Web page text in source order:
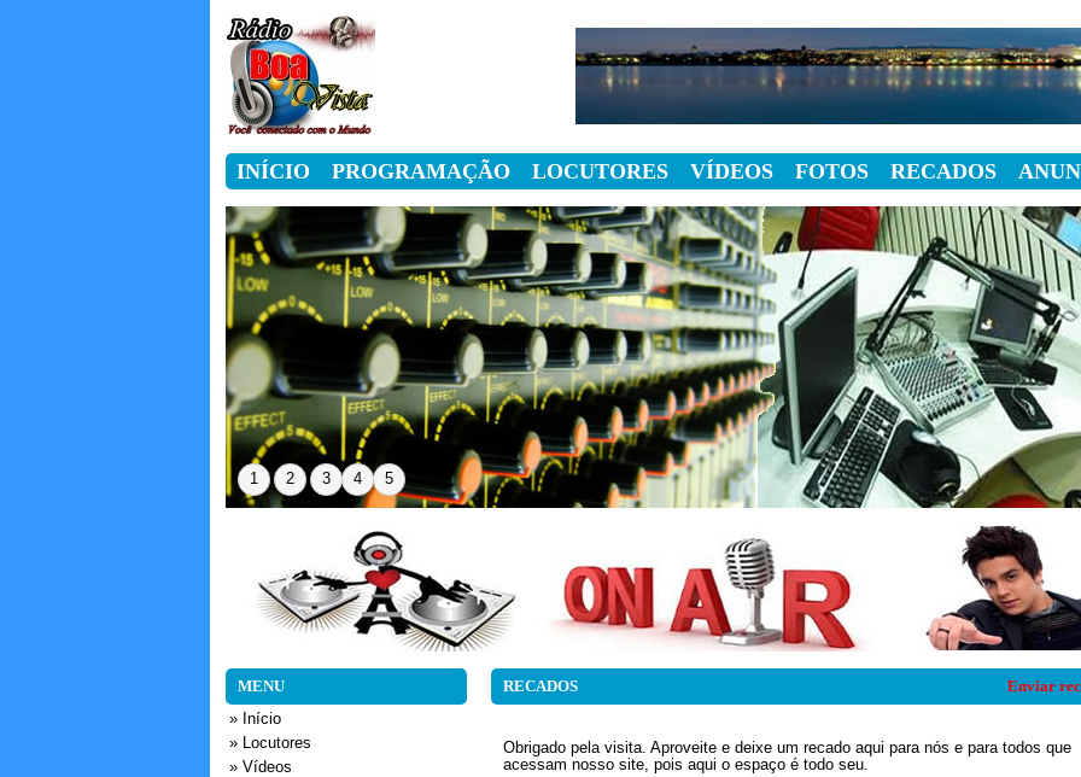
INÍCIO PROGRAMAÇÃO LOCUTORES VÍDEOS FOTOS RECADOS
1 2 3 4 5
MENU
» Início
» Locutores
» Vídeos
RECADOS Enviar
Obrigado pela visita. Aproveite e deixe um recado aqui para nós e para todos que
acessam nosso site, pois aqui o espaço é todo seu.